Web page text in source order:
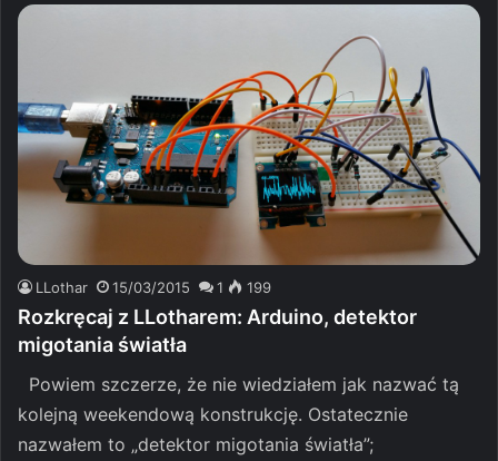
LLothar 15/03/2015 1 199
Rozkręcaj z LLotharem: Arduino, detektor
migotania światła
Powiem szczerze, że nie wiedziałem jak nazwać tą
kolejną weekendową konstrukcję. Ostatecznie
nazwałem to „detektor migotania światła”;